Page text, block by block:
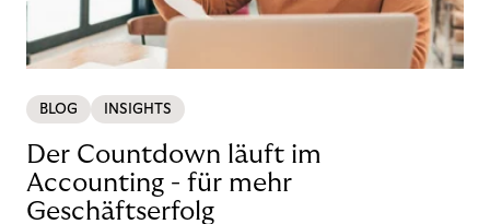
BLOG INSIGHTS
Der Countdown läuft im
Accounting - für mehr
Geschäftserfolg